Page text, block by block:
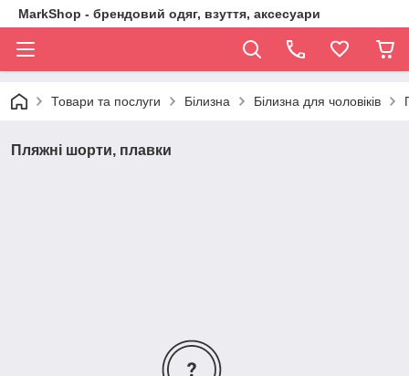
MarkShop - брендовий одяг, взуття, аксесуари
Товари та послуги Білизна Білизна для чоловіків
Пляжні шорти, плавки